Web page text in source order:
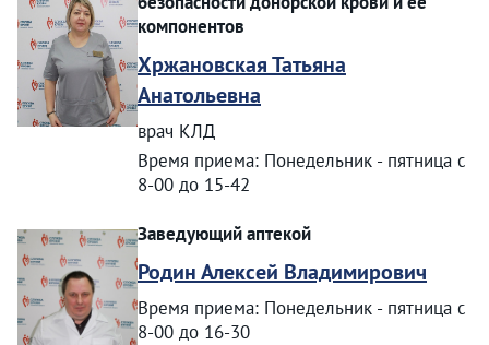
компонентов
Хржановская Татьяна
Анатольевна
врач КЛД
Время приема: Понедельник - пятница с
8-00 до 15-42
Заведующий аптекой
Родин Алексей Владимирович
Время приема: Понедельник - пятница с
8-00 до 16-30